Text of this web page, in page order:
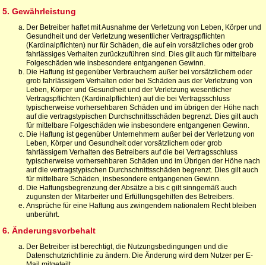
5. Gewährleistung
Der Betreiber haftet mit Ausnahme der Verletzung von Leben, Körper und
Gesundheit und der Verletzung wesentlicher Vertragspflichten
(Kardinalpflichten) nur für Schäden, die auf ein vorsätzliches oder grob
fahrlässiges Verhalten zurückzuführen sind. Dies gilt auch für mittelbare
Folgeschäden wie insbesondere entgangenen Gewinn.
Die Haftung ist gegenüber Verbrauchern außer bei vorsätzlichem oder
grob fahrlässigem Verhalten oder bei Schäden aus der Verletzung von
Leben, Körper und Gesundheit und der Verletzung wesentlicher
Vertragspflichten (Kardinalpflichten) auf die bei Vertragsschluss
typischerweise vorhersehbaren Schäden und im übrigen der Höhe nach
auf die vertragstypischen Durchschnittsschäden begrenzt. Dies gilt auch
für mittelbare Folgeschäden wie insbesondere entgangenen Gewinn.
Die Haftung ist gegenüber Unternehmern außer bei der Verletzung von
Leben, Körper und Gesundheit oder vorsätzlichem oder grob
fahrlässigem Verhalten des Betreibers auf die bei Vertragsschluss
typischerweise vorhersehbaren Schäden und im Übrigen der Höhe nach
auf die vertragstypischen Durchschnittsschäden begrenzt. Dies gilt auch
für mittelbare Schäden, insbesondere entgangenen Gewinn.
Die Haftungsbegrenzung der Absätze a bis c gilt sinngemäß auch
zugunsten der Mitarbeiter und Erfüllungsgehilfen des Betreibers.
Ansprüche für eine Haftung aus zwingendem nationalem Recht bleiben
unberührt.
6. Änderungsvorbehalt
Der Betreiber ist berechtigt, die Nutzungsbedingungen und die
Datenschutzrichtlinie zu ändern. Die Änderung wird dem Nutzer per E-